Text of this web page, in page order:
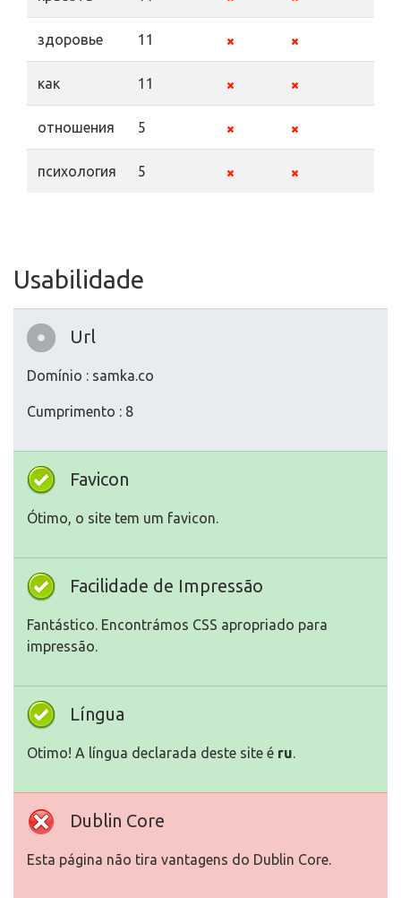
здоровье 11
как 11
отношения 5
психология 5
Usabilidade
Url
Domínio : samka.co
Cumprimento : 8
Favicon
Ótimo, o site tem um favicon.
Facilidade de Impressão
Fantástico. Encontrámos CSS apropriado para
impressão.
Língua
Otimo! A língua declarada deste site é ru.
Dublin Core
Esta página não tira vantagens do Dublin Core.